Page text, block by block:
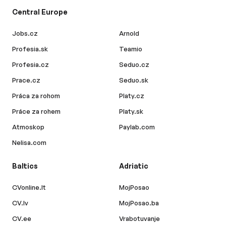
Central Europe
Jobs.cz
Profesia.sk
Profesia.cz
Prace.cz
Práca za rohom
Práce za rohem
Atmoskop
Nelisa.com
Arnold
Teamio
Seduo.cz
Seduo.sk
Platy.cz
Platy.sk
Paylab.com
Baltics
CVonline.lt
CV.lv
CV.ee
Adriatic
MojPosao
MojPosao.ba
Vrabotuvanje